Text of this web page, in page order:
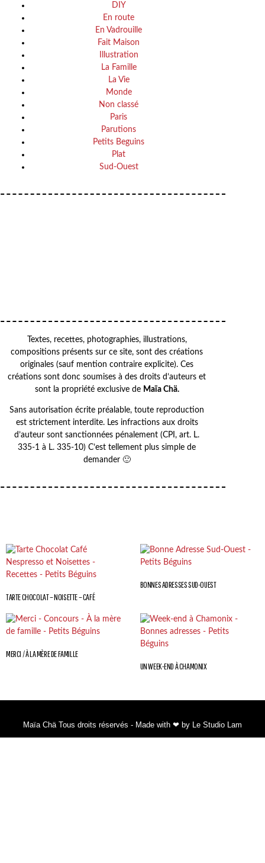
DIY
En route
En Vadrouille
Fait Maison
Illustration
La Famille
La Vie
Monde
Non classé
Paris
Parutions
Petits Beguins
Plat
Sud-Ouest
Textes, recettes, photographies, illustrations,
compositions présents sur ce site, sont des créations
originales (sauf mention contraire explicite). Ces
créations sont donc soumises à des droits d’auteurs et
sont la propriété exclusive de Maïa Chä.
Sans autorisation écrite préalable, toute reproduction
est strictement interdite. Les infractions aux droits
d’auteur sont sanctionnées pénalement (CPI, art. L.
335-1 à L. 335-10) C’est tellement plus simple de
demander 🙂
TARTE CHOCOLAT – NOISETTE – CAFÉ
BONNES ADRESSES SUD-OUEST
MERCI / À LA MÈRE DE FAMILLE
UN WEEK-END À CHAMONIX
Maïa Chä Tous droits réservés - Made with ❤ by Le Studio Lam